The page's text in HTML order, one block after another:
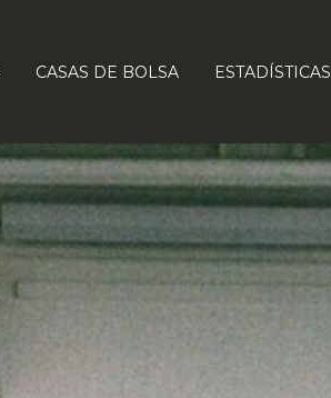
CASAS DE BOLSA ESTADÍSTICAS